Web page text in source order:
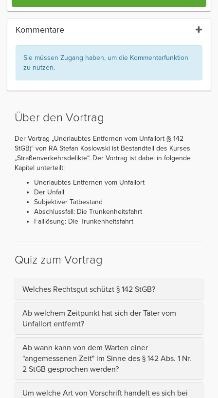
Kommentare
Sie müssen Zugang haben, um die Kommentarfunktion
zu nutzen.
Über den Vortrag
Der Vortrag „Unerlaubtes Entfernen vom Unfallort (§ 142
StGB)“ von RA Stefan Koslowski ist Bestandteil des Kurses
„Straßenverkehrsdelikte“. Der Vortrag ist dabei in folgende
Kapitel unterteilt:
Unerlaubtes Entfernen vom Unfallort
Der Unfall
Subjektiver Tatbestand
Abschlussfall: Die Trunkenheitsfahrt
Falllösung: Die Trunkenheitsfahrt
Quiz zum Vortrag
Welches Rechtsgut schützt § 142 StGB?
Ab welchem Zeitpunkt hat sich der Täter vom
Unfallort entfernt?
Ab wann kann von dem Warten einer
"angemessenen Zeit" im Sinne des § 142 Abs. 1 Nr.
2 StGB gesprochen werden?
Um welche Art von Vorschrift handelt es sich bei